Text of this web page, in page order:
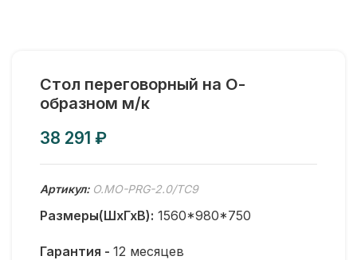
Стол переговорный на О-
образном м/к
₽
Артикул: O.MO-PRG-2.0/ТС9
Размеры(ШхГхВ): 1560*980*750
Гарантия - 12 месяцев